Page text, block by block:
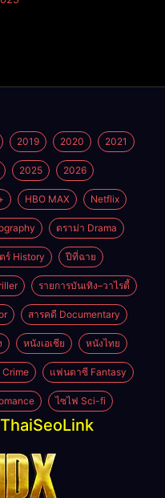
2019 2020 2021
2025 2026
HBO MAX Netflix
ดราม่า Drama
ร์ History ปีที่ฉาย
รายการบันเทิง–วาไรตี้
สารคดี Documentary
หนังเอเชีย หนังไทย
แฟนตาซี Fantasy
ไซไฟ Sci-fi
ThaiSeoLink